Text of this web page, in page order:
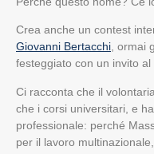
Crea anche un contest
Giovanni Bertacchi , ormai
festeggiato con un invito al
Ci racconta che il
che i corsi universitari, e
professionale: perché
per il lavoro